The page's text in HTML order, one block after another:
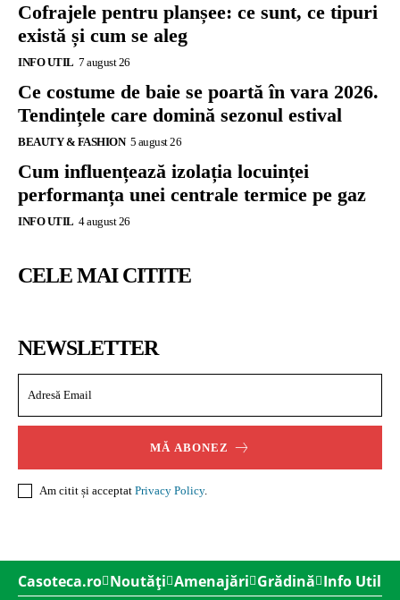
Cofrajele pentru planșee: ce sunt, ce tipuri
există și cum se aleg
INFO UTIL 7 august 26
Ce costume de baie se poartă în vara 2026.
Tendințele care domină sezonul estival
BEAUTY & FASHION 5 august 26
Cum influențează izolația locuinței
performanța unei centrale termice pe gaz
INFO UTIL 4 august 26
CELE MAI CITITE
NEWSLETTER
MĂ ABONEZ
Am citit și acceptat Privacy Policy.
Casoteca.ro Noutăți Amenajări Grădină Info Util